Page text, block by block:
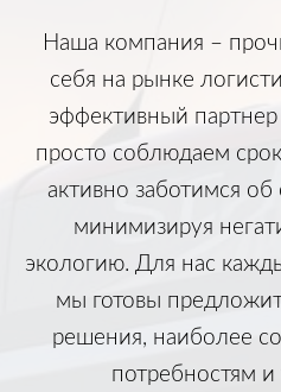
Наша компания –
себя на рынке
эффективный
просто соблюдаем
активно заботимся
минимизируя
экологию. Для нас
мы готовы
решения, наиболее
потребностям